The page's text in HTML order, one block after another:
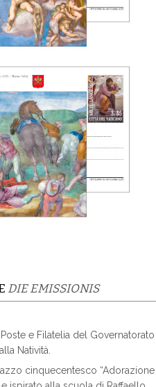
DIE EMISSIONIS
e Filatelia del Governatorato
Natività.
cinquecentesco “Adorazione